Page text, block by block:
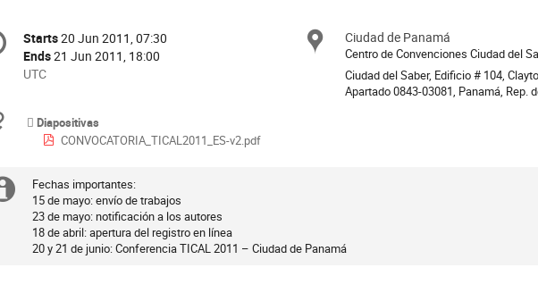
Date/Time
Starts20 Jun 2011, 07:30
Ends21 Jun 2011, 18:00
All
in
UTC
UTC
Location
Ciudad de Panamá
Centro de Convenciones Ciudad del
Ciudad del Saber, Edificio # 104,
Apartado 0843-03081, Panamá, Rep.
Materials
Diapositivas
CONVOCATORIA_TICAL2011_ES-v2.pdf
Extra
information
Fechas importantes:
15 de mayo: envío de trabajos
23 de mayo: notificación a los autores
18 de abril: apertura del registro en línea
20 y 21 de junio: Conferencia TICAL 2011 – Ciudad de Panamá